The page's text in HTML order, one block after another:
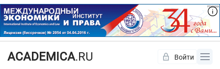
ACADEMICA.RU Войти